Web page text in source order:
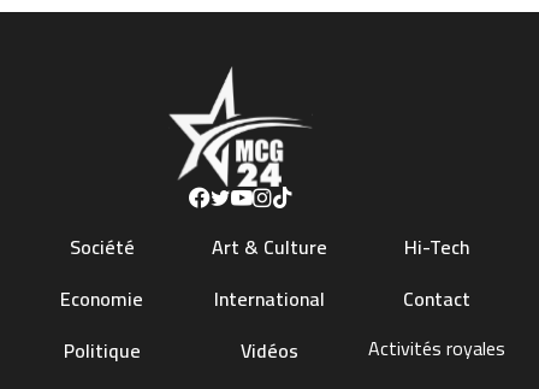
Société
Economie
Politique
Art & Culture
International
Vidéos
Hi-Tech
Contact
Activités royales